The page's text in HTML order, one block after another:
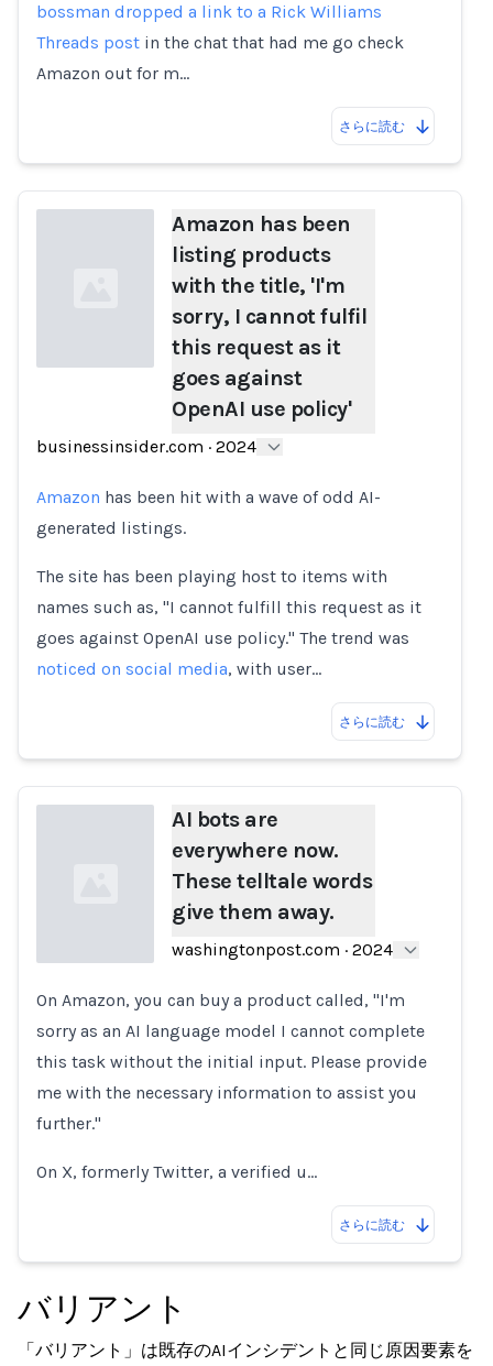
bossman dropped a link to a Rick Williams
Threads post in the chat that had me go check
Amazon out for m…
さらに読む
Amazon has been
listing products
with the title, 'I'm
sorry, I cannot fulfil
this request as it
goes against
OpenAI use policy'
businessinsider.com · 2024
Amazon has been hit with a wave of odd AI-
generated listings.
The site has been playing host to items with
names such as, "I cannot fulfill this request as it
goes against OpenAI use policy." The trend was
noticed on social media, with user…
さらに読む
Loading...
AI bots are
everywhere now.
These telltale words
give them away.
washingtonpost.com · 2024
On Amazon, you can buy a product called, "I'm
sorry as an AI language model I cannot complete
this task without the initial input. Please provide
me with the necessary information to assist you
further."
On X, formerly Twitter, a verified u…
さらに読む
バリアント
「バリアント」は既存のAIインシデントと同じ原因要素を